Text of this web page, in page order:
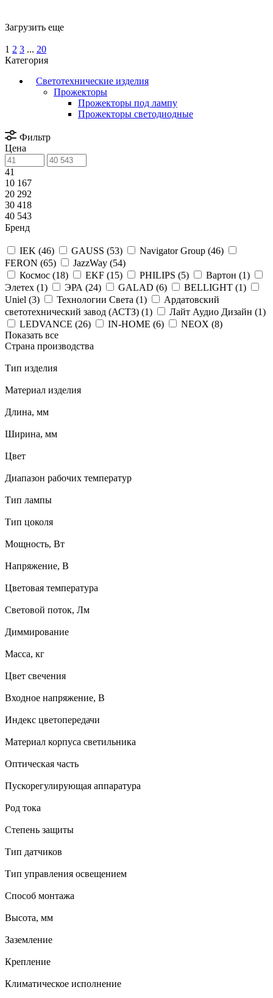
Загрузить еще
1 2 3 ... 20
Категория
Светотехнические изделия
Прожекторы
Прожекторы под лампу
Прожекторы светодиодные
Фильтр
Цена
41
10 167
20 292
30 418
40 543
Бренд
IEK (46) GAUSS (53) Navigator Group (46)
FERON (65) JazzWay (54)
Космос (18) EKF (15) PHILIPS (5) Вартон (1)
Элетех (1) ЭРА (24) GALAD (6) BELLIGHT (1)
Uniel (3) Технологии Света (1)
Ардатовский
светотехнический завод (АСТЗ) (1) Лайт Аудио Дизайн (1)
LEDVANCE (26) IN-HOME (6) NEOX (8)
Показать все
Страна производства
Тип изделия
Материал изделия
Длина, мм
Ширина, мм
Цвет
Диапазон рабочих температур
Тип лампы
Тип цоколя
Мощность, Вт
Напряжение, В
Цветовая температура
Световой поток, Лм
Диммирование
Масса, кг
Цвет свечения
Входное напряжение, В
Индекс цветопередачи
Материал корпуса светильника
Оптическая часть
Пускорегулирующая аппаратура
Род тока
Степень защиты
Тип датчиков
Тип управления освещением
Способ монтажа
Высота, мм
Заземление
Крепление
Климатическое исполнение